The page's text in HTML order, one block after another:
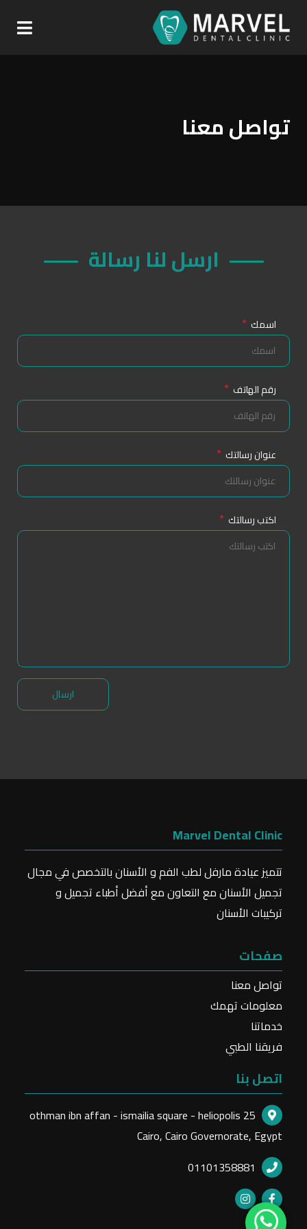
تواصل معنا
ارسل لنا رسالة
اسمك *
رقم الهاتف *
عنوان رسالتك *
اكتب رسالتك *
Marvel Dental Clinic
تتميز عيادة مارفل لطب الفم و الأسنان بالتخصص في مجال
تجميل الأسنان مع التعاون مع أفضل أطباء تجميل و
تركيبات الأسنان
صفحات
تواصل معنا
معلومات تهمك
خدماتنا
فريقنا الطبي
اتصل بنا
25 othman ibn affan - ismailia square - heliopolis
Cairo, Cairo Governorate, Egypt